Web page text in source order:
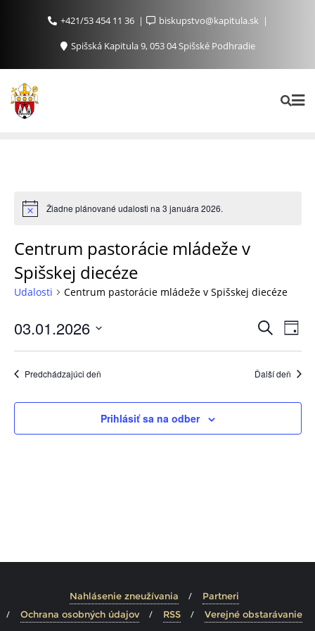
+421/53 454 11 36
biskupstvo@kapitula.sk
Spišská Kapitula 9, 053 04 Spišské Podhradie
Žiadne plánované udalosti na 3 januára 2026.
Centrum pastorácie mládeže v
Spišskej diecéze
Udalosti Centrum pastorácie mládeže v Spišskej diecéze
Udalosti
Views
Vyhľadať
Day
03.01.2026
Vyberte
Predchádzajúci deň Ďalší deň
Prihlásiť sa na odber
Nahlásenie zneužívania
Partneri
Ochrana osobných údajov
RSS Verejné obstarávanie